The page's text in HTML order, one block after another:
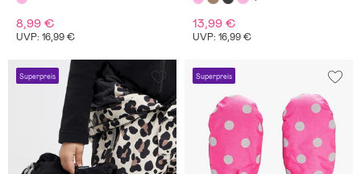
8,99 €
UVP: 16,99 €
13,99 €
UVP: 16,99 €
Superpreis Superpreis